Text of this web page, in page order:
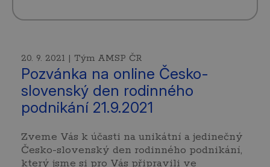
20. 9. 2021 | Tým AMSP ČR
Pozvánka na online Česko-
slovenský den rodinného
podnikání 21.9.2021
Zveme Vás k účasti na unikátní a jedinečný
Česko-slovenský den rodinného podnikání,
který jsme si pro Vás připravili ve